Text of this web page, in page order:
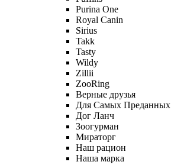
Purina One
Royal Canin
Sirius
Takk
Tasty
Wildy
Zillii
ZooRing
Верные друзья
Для Самых Преданных
Дог Ланч
Зоогурман
Мираторг
Наш рацион
Наша марка